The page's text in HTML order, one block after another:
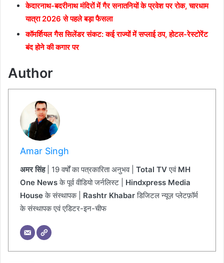
केदारनाथ-बदरीनाथ मंदिरों में गैर सनातनियों के प्रवेश पर रोक, चारधाम
यात्रा 2026 से पहले बड़ा फैसला
कॉमर्शियल गैस सिलेंडर संकट: कई राज्यों में सप्लाई ठप, होटल-रेस्टोरेंट
बंद होने की कगार पर
Author
Amar Singh
अमर सिंह| 19 वर्षों का पत्रकारिता अनुभव | Total TVएवं MH
One Newsके पूर्व वीडियो जर्नलिस्ट | Hindxpress Media
Houseके संस्थापक | Rashtr Khabarडिजिटल न्यूज़ प्लेटफ़ॉर्म
के संस्थापक एवं एडिटर-इन-चीफ